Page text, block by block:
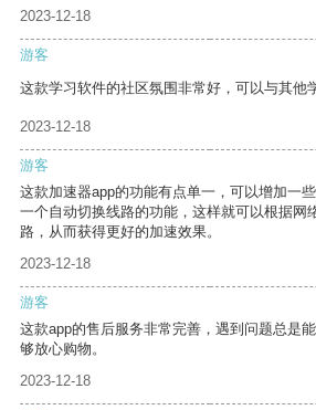
2023-12-18
游客
这款学习软件的社区氛围非常好，可以与其他
2023-12-18
游客
这款加速器app的功能有点单一，可以增加一
一个自动切换线路的功能，这样就可以根据网
路，从而获得更好的加速效果。
2023-12-18
游客
这款app的售后服务非常完善，遇到问题总是
够放心购物。
2023-12-18